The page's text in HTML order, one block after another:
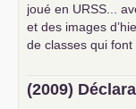
joué en URSS ...
et des images
de classes qui font
(2009)